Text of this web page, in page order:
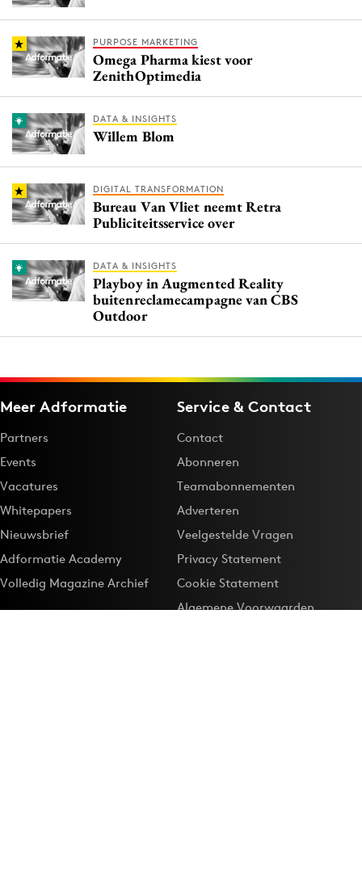
PURPOSE MARKETING
Omega Pharma kiest voor
ZenithOptimedia
DATA & INSIGHTS
Willem Blom
DIGITAL TRANSFORMATION
Bureau Van Vliet neemt Retra
Publiciteitsservice over
DATA & INSIGHTS
Playboy in Augmented Reality
buitenreclamecampagne van CBS
Outdoor
Meer Adformatie
Partners
Events
Vacatures
Whitepapers
Nieuwsbrief
Adformatie Academy
Volledig Magazine Archief
Service & Contact
Contact
Abonneren
Teamabonnementen
Adverteren
Veelgestelde Vragen
Privacy Statement
Cookie Statement
Algemene Voorwaarden